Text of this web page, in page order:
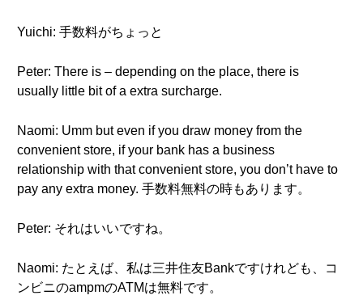
Yuichi: 手数料がちょっと
Peter: There is – depending on the place, there is
usually little bit of a extra surcharge.
Naomi: Umm but even if you draw money from the
convenient store, if your bank has a business
relationship with that convenient store, you don’t have to
pay any extra money. 手数料無料の時もあります。
Peter: それはいいですね。
Naomi: たとえば、私は三井住友Bankですけれども、コ
ンビニのampmのATMは無料です。